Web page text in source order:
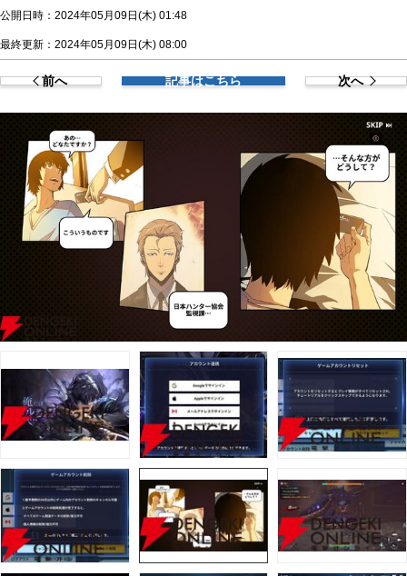
公開日時：2024年05月09日(木) 01:48
最終更新：2024年05月09日(木) 08:00
前へ 記事はこちら 次へ